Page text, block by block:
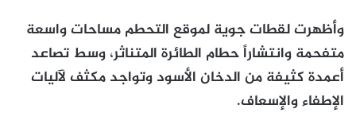
وأظهرت لقطات جوية لموقع التحطم مساحات واسعة
متفحمة وانتشاراً حطام الطائرة المتناثر، وسط تصاعد
أعمدة كثيفة من الدخان الأسود وتواجد مكثف لآليات
الإطفاء والإسعاف.